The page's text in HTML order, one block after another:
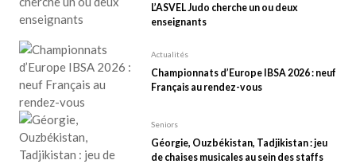
L’ASVEL Judo cherche un ou deux
enseignants
Actualités
Championnats d’Europe IBSA 2026 : neuf
Français au rendez-vous
Seniors
Géorgie, Ouzbékistan, Tadjikistan : jeu
de chaises musicales au sein des staffs